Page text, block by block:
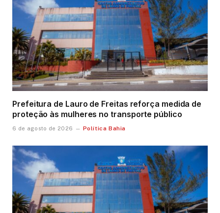
Prefeitura de Lauro de Freitas reforça medida de
proteção às mulheres no transporte público
6 de agosto de 2026 Política Bahia